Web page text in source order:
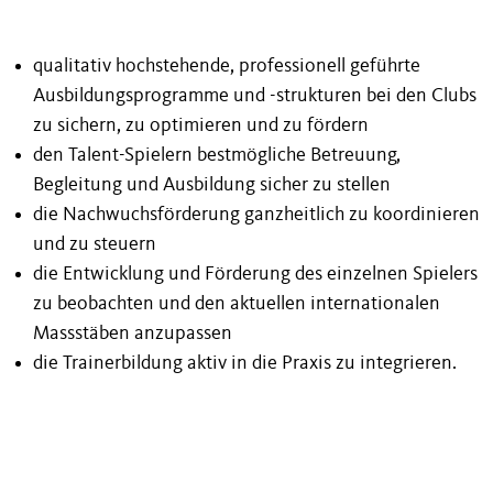
qualitativ hochstehende, professionell geführte
Ausbildungsprogramme und -strukturen bei den Clubs
zu sichern, zu optimieren und zu fördern
den Talent-Spielern bestmögliche Betreuung,
Begleitung und Ausbildung sicher zu stellen
die Nachwuchsförderung ganzheitlich zu koordinieren
und zu steuern
die Entwicklung und Förderung des einzelnen Spielers
zu beobachten und den aktuellen internationalen
Massstäben anzupassen
die Trainerbildung aktiv in die Praxis zu integrieren.